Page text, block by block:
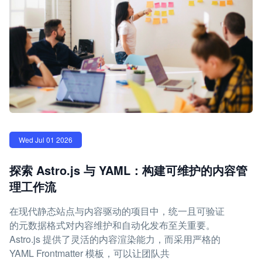
Wed Jul 01 2026
探索 Astro.js 与 YAML：构建可维护的内容管
理工作流
在现代静态站点与内容驱动的项目中，统一且可验证
的元数据格式对内容维护和自动化发布至关重要。
Astro.js 提供了灵活的内容渲染能力，而采用严格的
YAML Frontmatter 模板，可以让团队共